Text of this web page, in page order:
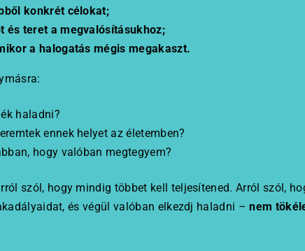
konkrét célokat;
és teret a megvalósításukhoz;
a halogatás mégis megakaszt.
haladni?
ennek helyet az életemben?
hogy valóban megtegyem?
szól, hogy mindig többet kell teljesítened. Arról szól,
és végül valóban elkezdj haladni –nem